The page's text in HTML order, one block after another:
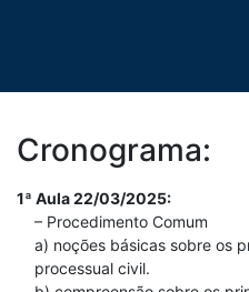
Cronograma:
1ª Aula 22/03/2025:
– Procedimento Comum
a) noções básicas sobre os
processual civil.